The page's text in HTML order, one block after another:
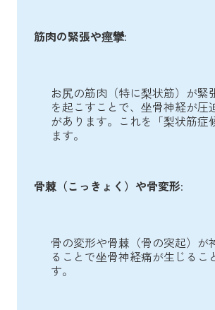
筋肉の緊張や痙攣:
お尻の筋肉（特に梨状筋）が緊
を起こすことで、坐骨神経が圧
があります。これを「梨状筋症
ます。
骨棘（こっきょく）や骨変形:
骨の変形や骨棘（骨の突起）が
ることで坐骨神経痛が生じるこ
す。